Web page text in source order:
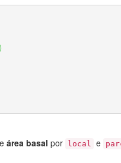
)
área basal por local e